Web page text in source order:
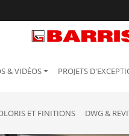
& VIDÉOS PROJETS
ET FINITIONS DWG &